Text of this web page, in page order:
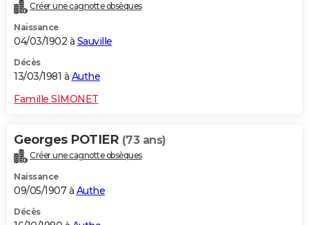
Créer une cagnotte obsèques
Naissance
04/03/1902 à Sauville
Décès
13/03/1981 à Authe
Famille SIMONET
Georges POTIER (73 ans)
Créer une cagnotte obsèques
Naissance
09/05/1907 à Authe
Décès